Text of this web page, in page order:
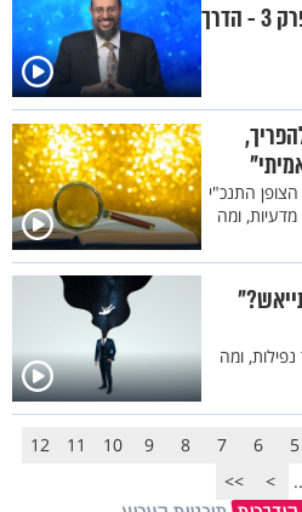
הרב חיים זאיד: מי שמאמין, פרק 3 - הדרך
התנכ"י
ומה
ומה
5
6
7
8
9
10
11
12
>
>>